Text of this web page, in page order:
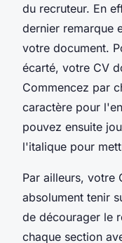
du recruteur. En
dernier remarque
votre document.
écarté, votre CV
Commencez par
caractère pour
pouvez ensuite
l'italique pour
Par ailleurs, votre
absolument tenir
de décourager le
chaque section